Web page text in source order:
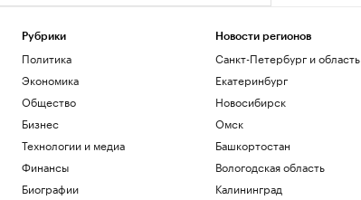
Рубрики
Политика
Экономика
Общество
Бизнес
Технологии и медиа
Финансы
Биографии
Новости регионов
Санкт-Петербург и область
Екатеринбург
Новосибирск
Омск
Башкортостан
Вологодская область
Калининград